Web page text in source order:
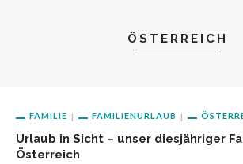
ÖSTERREICH
FAMILIE FAMILIENURLAUB
Urlaub in Sicht – unser diesjähriger
Österreich